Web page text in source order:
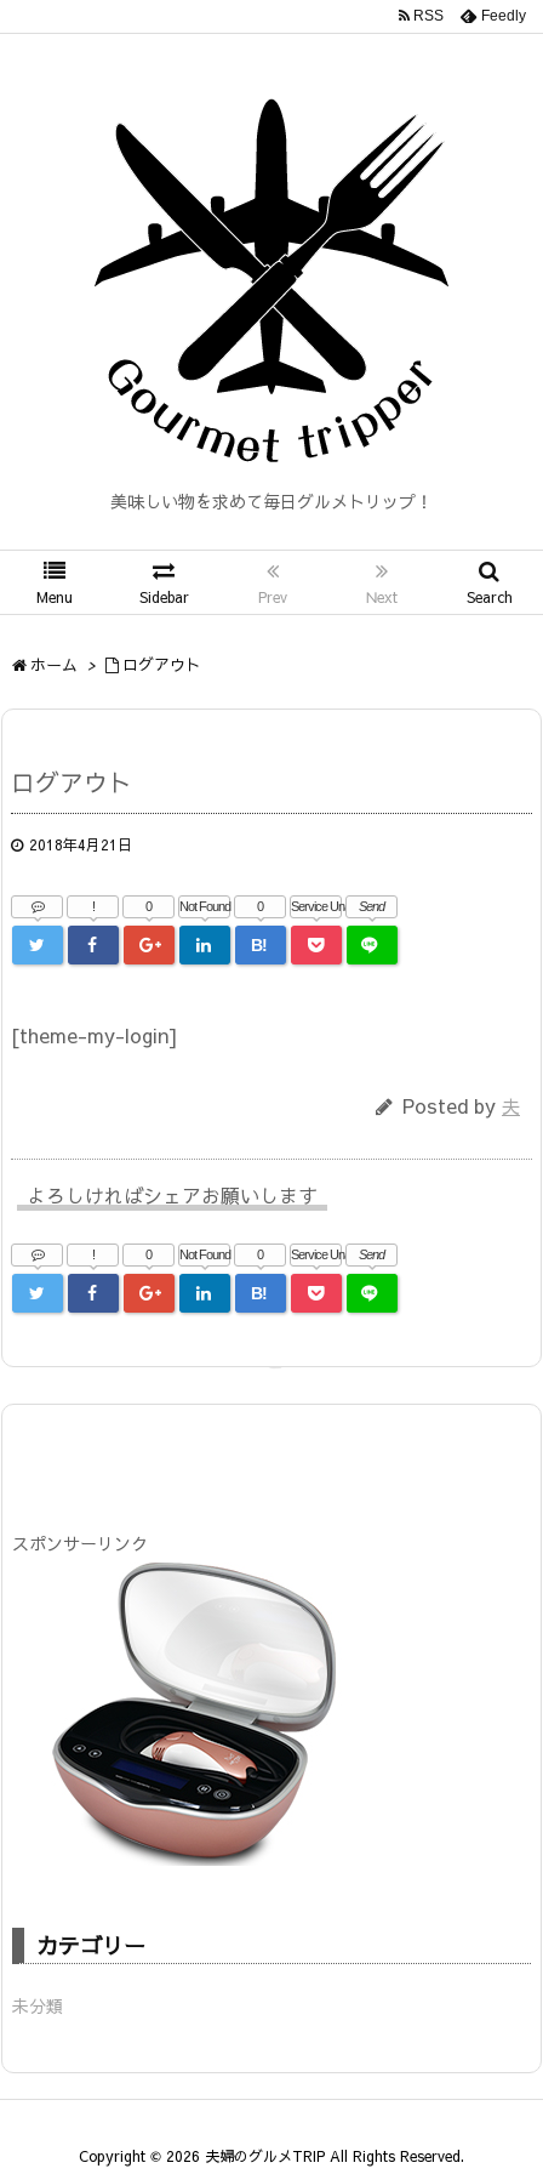
美味しい物を求めて毎日グルメトリップ！
Menu Sidebar Prev Next Search
RSS Feedly
ホーム > ログアウト
ログアウト
2018年4月21日
! 0 Not Found
B!
0 Service Una Send
[theme-my-login]
Posted by 夫
よろしければシェアお願いします
! 0 Not Found
B!
0 Service Una Send
スポンサーリンク
カテゴリー
未分類
Copyright © 2026 夫婦のグルメTRIP All Rights Reserved.